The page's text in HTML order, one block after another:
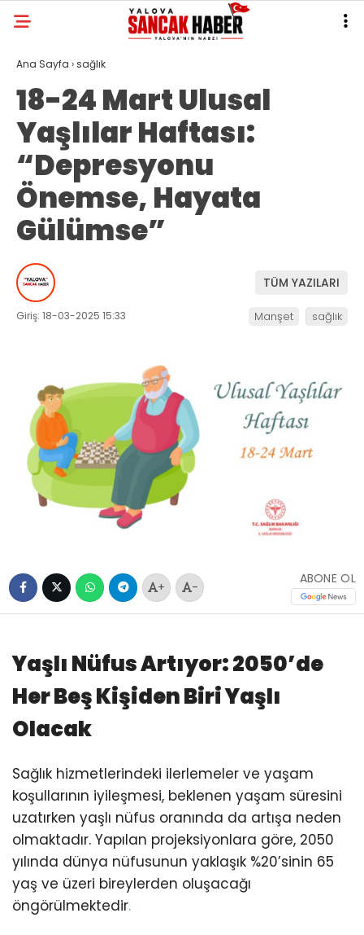
Ana Sayfa ›sağlık
18-24 Mart Ulusal
Yaşlılar Haftası:
“Depresyonu
Önemse, Hayata
Gülümse”
TÜM YAZILARI
Giriş: 18-03-2025 15:33 Manşet sağlık
+ -
ABONE OL
Yaşlı Nüfus Artıyor: 2050’de
Her Beş Kişiden Biri Yaşlı
Olacak
Sağlık hizmetlerindeki ilerlemeler ve yaşam
koşullarının iyileşmesi, beklenen yaşam süresini
uzatırken yaşlı nüfus oranında da artışa neden
olmaktadır. Yapılan projeksiyonlara göre, 2050
yılında dünya nüfusunun yaklaşık %20’sinin 65
yaş ve üzeri bireylerden oluşacağı
öngörülmektedir.